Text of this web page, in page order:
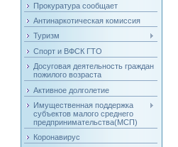
Прокуратура сообщает
Антинаркотическая комиссия
Туризм
Спорт и ВФСК ГТО
Досуговая деятельность граждан
пожилого возраста
Активное долголетие
Имущественная поддержка
субъектов малого среднего
предпринимательства(МСП)
Коронавирус